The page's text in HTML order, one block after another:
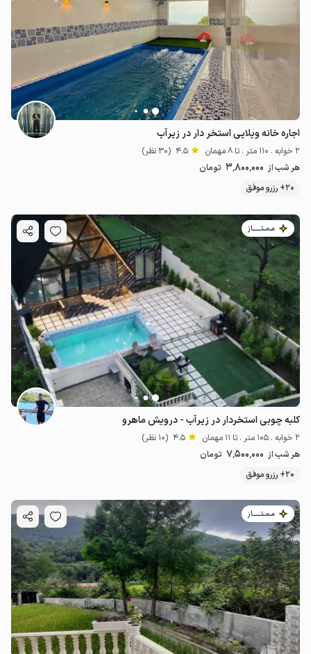
اجاره خانه ویلایی استخر دار در زیرآب
2 خوابه . 110 متر . تا 8 مهمان 4.5 (30 نظر)
هر شب از 3٬800٬000 تومان
20+ رزرو موفق
مـمـتــــــاز
کلبه چوبی استخردار در زیرآب - درویش ماهرو
2 خوابه . 105 متر . تا 11 مهمان 4.5 (10 نظر)
هر شب از 7٬500٬000 تومان
20+ رزرو موفق
مـمـتــــــاز